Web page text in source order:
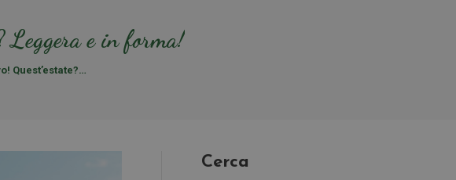
Leggera e in forma!
Quest’estate?…
Cerca